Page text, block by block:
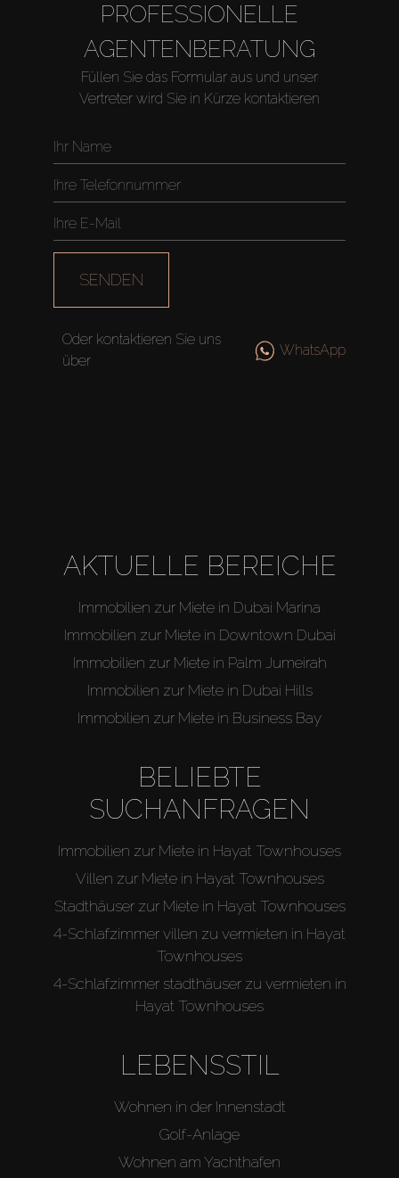
PROFESSIONELLE
AGENTENBERATUNG
Füllen Sie das Formular aus und unser
Vertreter wird Sie in Kürze kontaktieren
SENDEN
Oder kontaktieren Sie uns
über
WhatsApp
AKTUELLE BEREICHE
Immobilien zur Miete in Dubai Marina
Immobilien zur Miete in Downtown Dubai
Immobilien zur Miete in Palm Jumeirah
Immobilien zur Miete in Dubai Hills
Immobilien zur Miete in Business Bay
BELIEBTE
SUCHANFRAGEN
Immobilien zur Miete in Hayat Townhouses
Villen zur Miete in Hayat Townhouses
Stadthäuser zur Miete in Hayat Townhouses
4-Schlafzimmer villen zu vermieten in Hayat
Townhouses
4-Schlafzimmer stadthäuser zu vermieten in
Hayat Townhouses
LEBENSSTIL
Wohnen in der Innenstadt
Golf-Anlage
Wohnen am Yachthafen